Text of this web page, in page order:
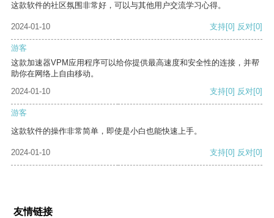
这款软件的社区氛围非常好，可以与其他用户交流学习心得。
2024-01-10 支持[0] 反对[0]
游客
这款加速器VPM应用程序可以给你提供最高速度和安全性的连接，并帮
助你在网络上自由移动。
2024-01-10
支持[0] 反对[0]
游客
这款软件的操作非常简单，即使是小白也能快速上手。
2024-01-10 支持[0] 反对[0]
友情链接